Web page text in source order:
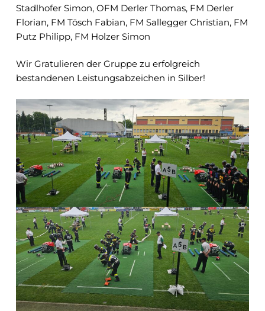
Stadlhofer Simon, OFM Derler Thomas, FM Derler
Florian, FM Tösch Fabian, FM Sallegger Christian, FM
Putz Philipp, FM Holzer Simon
Wir Gratulieren der Gruppe zu erfolgreich
bestandenen Leistungsabzeichen in Silber!